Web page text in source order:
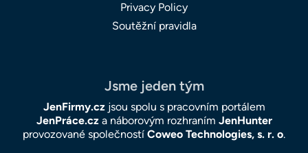
Privacy Policy
Soutěžní pravidla
Jsme jeden tým
JenFirmy.czjsou spolu s pracovním portálem
JenPráce.cza náborovým rozhraním JenHunter
provozované společností Coweo Technologies, s. r. o.